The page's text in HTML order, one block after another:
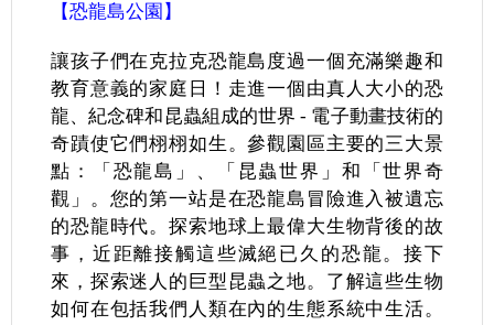
【恐龍島公園】
讓孩子們在克拉克恐龍島度過一個充滿樂趣和
教育意義的家庭日！走進一個由真人大小的恐
龍、紀念碑和昆蟲組成的世界 - 電子動畫技術的
奇蹟使它們栩栩如生。參觀園區主要的三大景
點：「恐龍島」、「昆蟲世界」和「世界奇
觀」。您的第一站是在恐龍島冒險進入被遺忘
的恐龍時代。探索地球上最偉大生物背後的故
事，近距離接觸這些滅絕已久的恐龍。接下
來，探索迷人的巨型昆蟲之地。了解這些生物
如何在包括我們人類在內的生態系統中生活。